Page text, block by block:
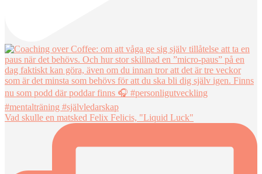
Vad skulle en matsked Felix Felicis, "Liquid Luck"